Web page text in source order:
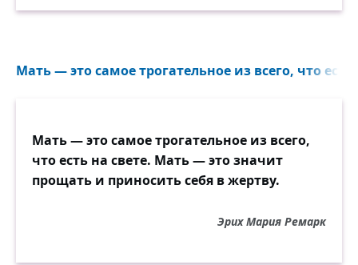
Мать — это самое трогательное из всего, что есть
Мать — это самое трогательное из всего,
что есть на свете. Мать — это значит
прощать и приносить себя в жертву.
Эрих Мария Ремарк